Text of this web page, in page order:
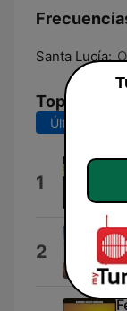
Santa Lucía:
Top
Últimos 7 días
1
2